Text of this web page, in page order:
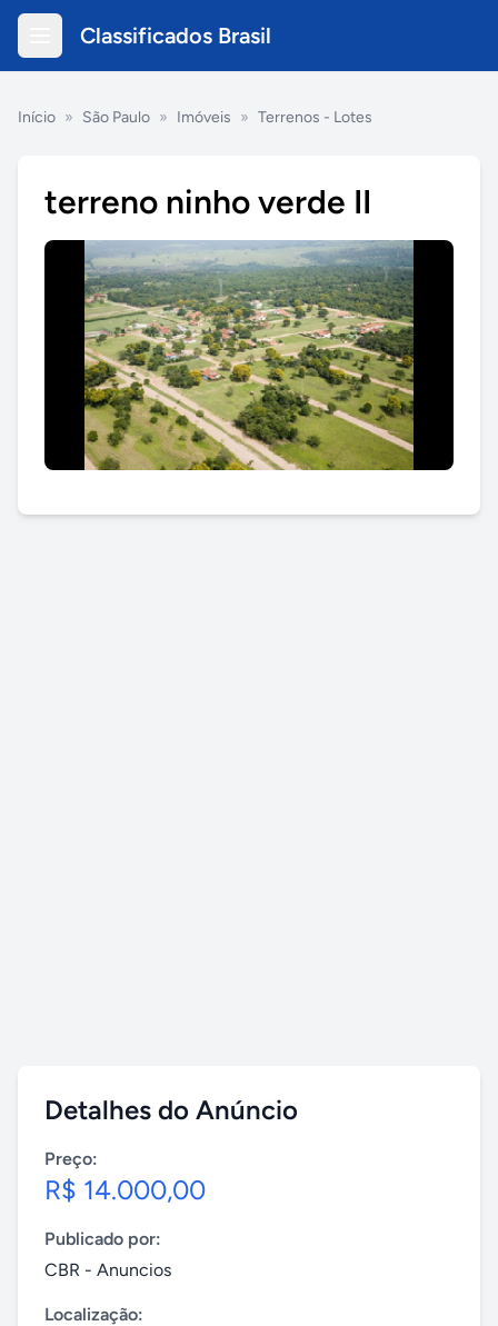
Classificados Brasil
Início » São Paulo » Imóveis » Terrenos - Lotes
terreno ninho verde II
Detalhes do Anúncio
Preço:
R$ 14.000,00
Publicado por:
CBR - Anuncios
Localização: